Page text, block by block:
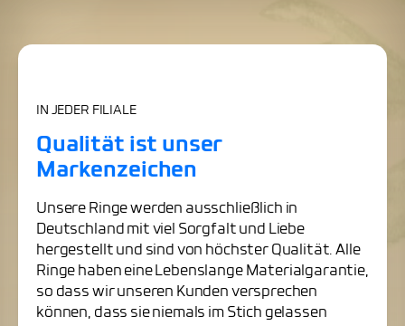
IN JEDER FILIALE
Qualität ist unser
Markenzeichen
Unsere Ringe werden ausschließlich in
Deutschland mit viel Sorgfalt und Liebe
hergestellt und sind von höchster Qualität. Alle
Ringe haben eine Lebenslange Materialgarantie,
so dass wir unseren Kunden versprechen
können, dass sie niemals im Stich gelassen